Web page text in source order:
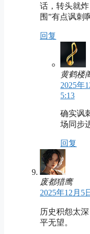
话，转头就
围”有点讽刺
回复
黄鹤楼
2025年
5:13
确实讽
场同步
回复
废都猎鹰
2025年12月5
历史积怨太
平无望。